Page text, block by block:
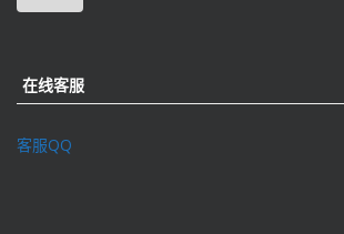
在线客服
客服QQ